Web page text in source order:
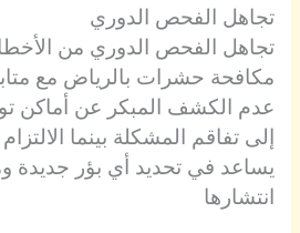
تجاهل الفحص الدوري
تجاهل الفحص الدوري من
مكافحة حشرات بالرياض مع
عدم الكشف المبكر عن أماكن
إلى تفاقم المشكلة بينما
يساعد في تحديد أي بؤر جديدة
انتشارها